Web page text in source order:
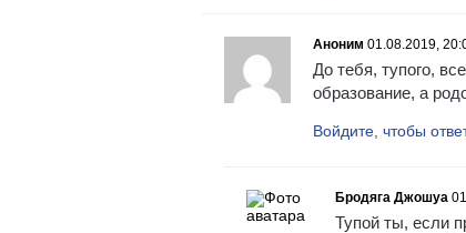
Аноним 01.08.2019,
До тебя, тупого,
образование, а
Войдите, чтобы
Бродяга Джошуа
Тупой ты, если